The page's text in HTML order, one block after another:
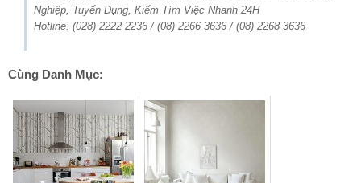
Nghiệp, Tuyển Dụng, Kiếm Tìm Việc Nhanh 24H
Hotline: (028) 2222 2236 / (08) 2266 3636 / (08) 2268 3636
Cùng Danh Mục: